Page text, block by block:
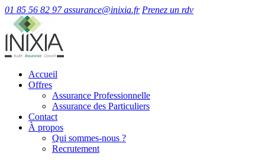
01 85 56 82 97 assurance@inixia.fr Prenez un rdv
Accueil
Offres
Assurance Professionnelle
Assurance des Particuliers
Contact
À propos
Qui sommes-nous ?
Recrutement